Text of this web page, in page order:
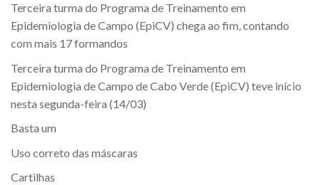
Terceira turma do Programa de Treinamento em
Epidemiologia de Campo (EpiCV) chega ao fim, contando
com mais 17 formandos
Terceira turma do Programa de Treinamento em
Epidemiologia de Campo de Cabo Verde (EpiCV) teve início
nesta segunda-feira (14/03)
Basta um
Uso correto das máscaras
Cartilhas